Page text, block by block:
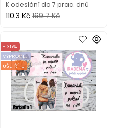
K odeslání do 7 prac. dnů
110.3 Kč 169.7 Kč
- 35%
VÝPRODEJ
UŠETŘÍTE